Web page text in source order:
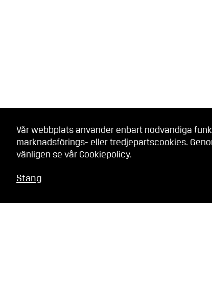
Vår webbplats använder enbart nödvändiga
marknadsförings- eller tredjepartscookies.
vänligen se vår Cookiepolicy.
Stäng